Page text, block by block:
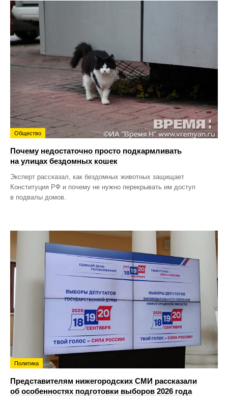
Общество
Почему недостаточно просто подкармливать
на улицах бездомных кошек
Эксперт рассказал, как бездомных животных защищает
Конституция РФ и почему не нужно перекрывать им доступ
в подвалы домов.
Политика
Представителям нижегородских СМИ рассказали
об особенностях подготовки выборов 2026 года